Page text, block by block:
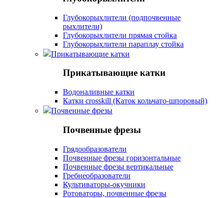
Глубокорыхлители (подпочвенные
рыхлители)
Глубокорыхлители прямая стойка
Глубокорыхлители параплау стойка
Прикатывающие катки
Прикатывающие катки
Водоналивные катки
Катки crosskill (Каток кольчато-шпоровый)
Почвенные фрезы
Почвенные фрезы
Грядообразователи
Почвенные фрезы горизонтальные
Почвенные фрезы вертикальные
Гребнеобразователи
Культиваторы-окучники
Ротоваторы, почвенные фрезы